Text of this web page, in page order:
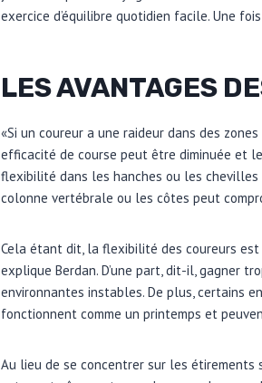
exercice d’équilibre quotidien facile. Une
LES AVANTAGES
«Si un coureur a une raideur dans des
efficacité de course peut être diminuée et
flexibilité dans les hanches ou les
colonne vertébrale ou les côtes peut
Cela étant dit, la flexibilité des coureurs
explique Berdan. D’une part, dit-il, gagner
environnantes instables. De plus, certains
fonctionnent comme un printemps et
Au lieu de se concentrer sur les étirements